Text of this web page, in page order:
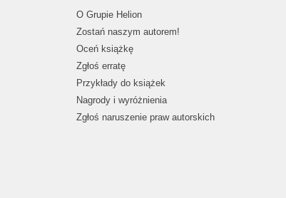
O Grupie Helion
Zostań naszym autorem!
Oceń książkę
Zgłoś erratę
Przykłady do książek
Nagrody i wyróżnienia
Zgłoś naruszenie praw autorskich